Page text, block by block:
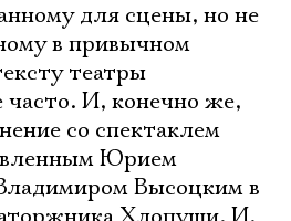
для сцены, но не
в привычном
театры
И, конечно же,
со спектаклем
Юрием
Высоцким в